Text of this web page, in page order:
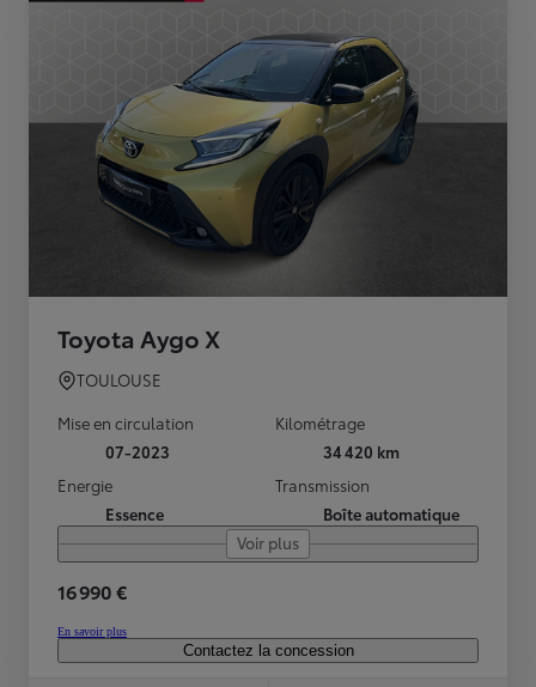
Toyota Aygo X
TOULOUSE
Mise en circulation
07-2023
Kilométrage
34 420 km
Energie
Essence
Transmission
Boîte automatique
Voir plus
16 990 €
En savoir plus
Contactez la concession